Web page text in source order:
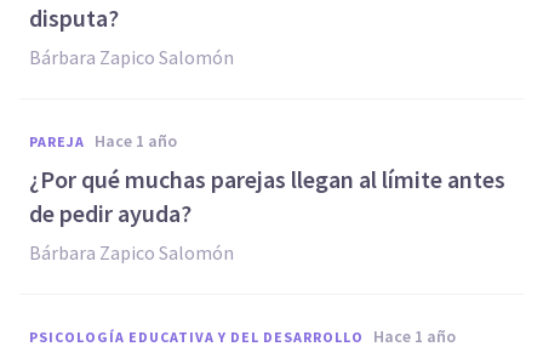
disputa?
Bárbara Zapico Salomón
PAREJA hace 1 año
¿Por qué muchas parejas llegan al límite antes
de pedir ayuda?
Bárbara Zapico Salomón
PSICOLOGÍA EDUCATIVA Y DEL DESARROLLO hace 1 año